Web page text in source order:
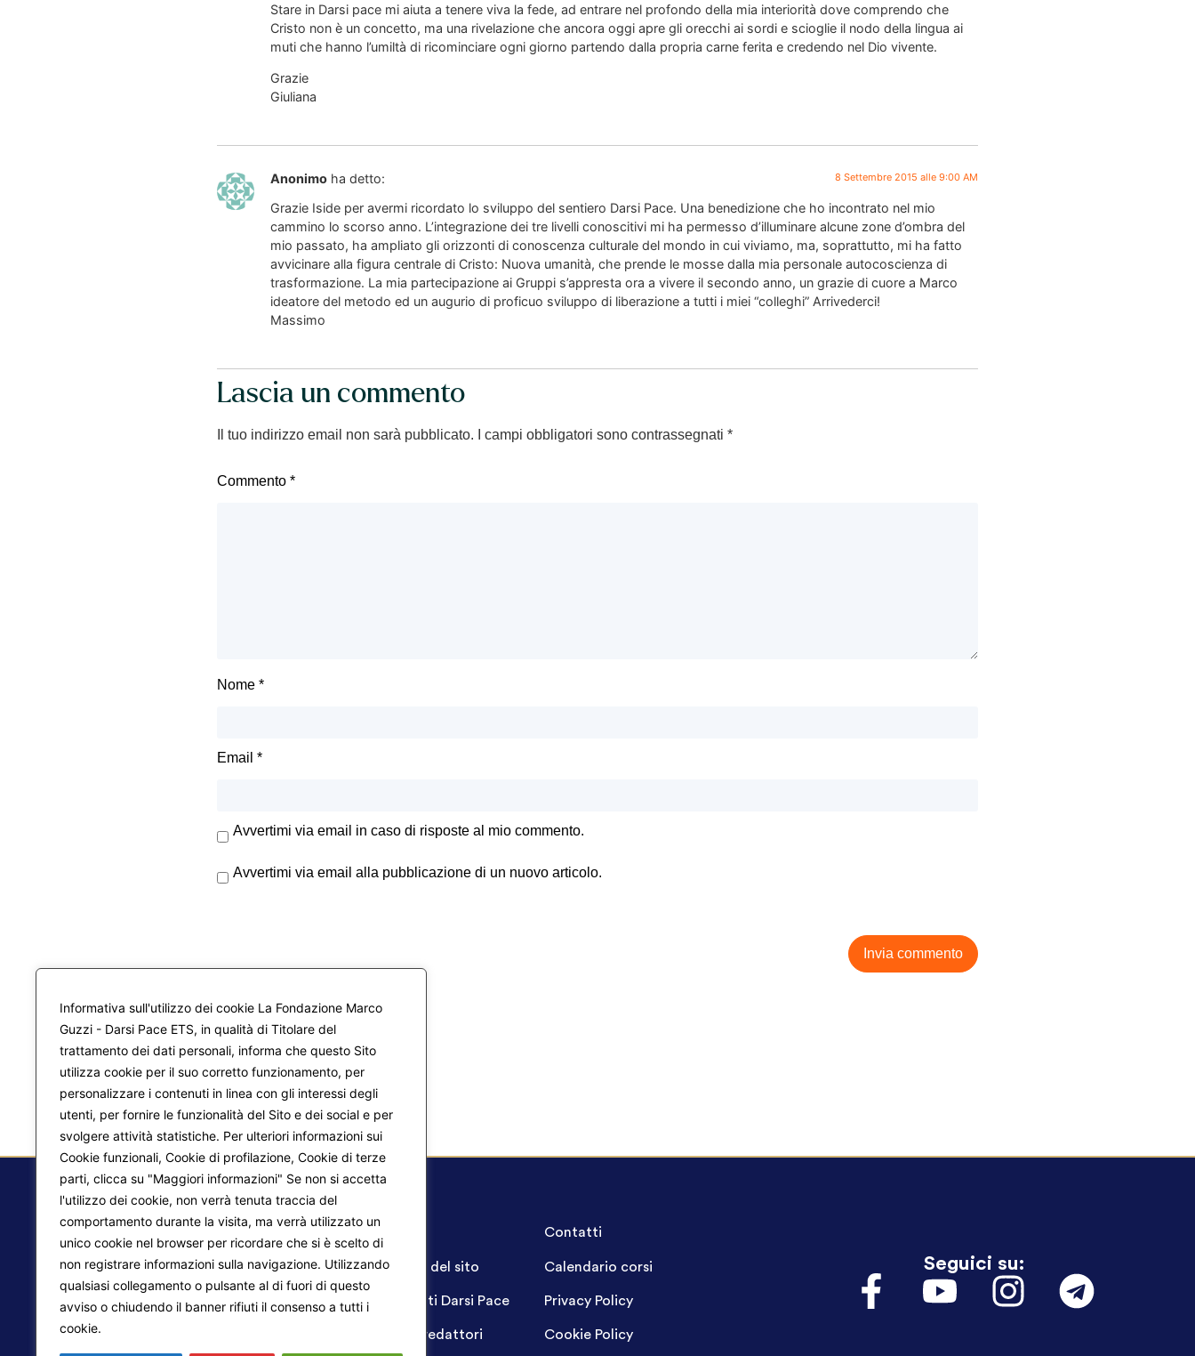
Informativa sull'utilizzo dei cookie La Fondazione Marco
Guzzi - Darsi Pace ETS, in qualità di Titolare del
trattamento dei dati personali, informa che questo Sito
utilizza cookie per il suo corretto funzionamento, per
personalizzare i contenuti in linea con gli interessi degli
utenti, per fornire le funzionalità del Sito e dei social e per
svolgere attività statistiche. Per ulteriori informazioni sui
Cookie funzionali, Cookie di profilazione, Cookie di terze
parti, clicca su "Maggiori informazioni" Se non si accetta
l'utilizzo dei cookie, non verrà tenuta traccia del
comportamento durante la visita, ma verrà utilizzato un
unico cookie nel browser per ricordare che si è scelto di
non registrare informazioni sulla navigazione. Utilizzando
qualsiasi collegamento o pulsante al di fuori di questo
avviso o chiudendo il banner rifiuti il consenso a tutti i
cookie.
Stare in Darsi pace mi aiuta a tenere viva la fede, ad entrare nel profondo della mia interiorità dove comprendo che
Cristo non è un concetto, ma una rivelazione che ancora oggi apre gli orecchi ai sordi e scioglie il nodo della lingua ai
muti che hanno l’umiltà di ricominciare ogni giorno partendo dalla propria carne ferita e credendo nel Dio vivente.
Grazie
Giuliana
Anonimo ha detto: 8 Settembre 2015 alle 9:00 AM
Grazie Iside per avermi ricordato lo sviluppo del sentiero Darsi Pace. Una benedizione che ho incontrato nel mio
cammino lo scorso anno. L’integrazione dei tre livelli conoscitivi mi ha permesso d’illuminare alcune zone d’ombra del
mio passato, ha ampliato gli orizzonti di conoscenza culturale del mondo in cui viviamo, ma, soprattutto, mi ha fatto
avvicinare alla figura centrale di Cristo: Nuova umanità, che prende le mosse dalla mia personale autocoscienza di
trasformazione. La mia partecipazione ai Gruppi s’appresta ora a vivere il secondo anno, un grazie di cuore a Marco
ideatore del metodo ed un augurio di proficuo sviluppo di liberazione a tutti i miei “colleghi” Arrivederci!
Massimo
Lascia un commento
Il tuo indirizzo email non sarà pubblicato. I campi obbligatori sono contrassegnati *
Commento *
Nome *
Email *
Avvertimi via email in caso di risposte al mio commento.
Avvertimi via email alla pubblicazione di un nuovo articolo.
Liberazione interiore
Trasformazione del mondo
Mappa del sito
Progetti Darsi Pace
Login redattori
Contatti
Calendario corsi
Privacy Policy
Cookie Policy
Seguici su: